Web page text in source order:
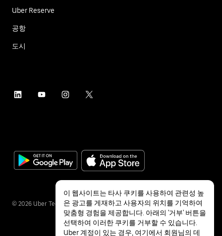
Uber Reserve
공항
도시
© 2026 Uber Technologies Inc.
이 웹사이트는 타사 쿠키를 사용하여 관련성 높
은 광고를 게재하고 사용자의 위치를 기억하여
맞춤형 경험을 제공합니다. 아래의 '거부' 버튼을
선택하여 이러한 쿠키를 거부할 수 있습니다.
Uber 계정이 있는 경우, 여기에서 회원님의 데